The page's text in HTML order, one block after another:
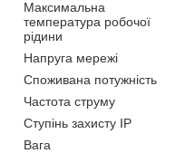
Максимальна
температура робочої
рідини
Напруга мережі
Споживана потужність
Частота струму
Ступінь захисту IP
Вага